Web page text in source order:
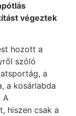
végeztek
hozott a
szóló
a
a kosárlabda
A
hiszen csak a